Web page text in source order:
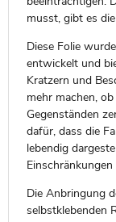
musst, gibt es
Diese Folie
entwickelt und
Kratzern und
mehr machen,
Gegenständen
dafür, dass die
lebendig
Die Anbringung
selbstklebenden